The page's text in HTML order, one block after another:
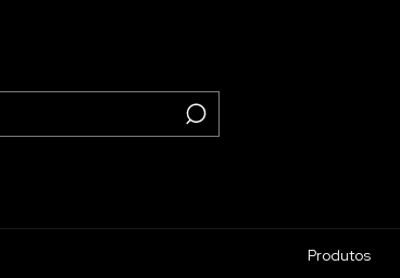
Produtos